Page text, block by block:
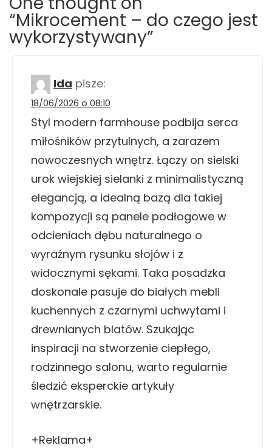
“Mikrocement – do czego jest
wykorzystywany”
Ida pisze:
18/06/2026 o 08:10
Styl modern farmhouse podbija serca
miłośników przytulnych, a zarazem
nowoczesnych wnętrz. Łączy on sielski
urok wiejskiej sielanki z minimalistyczną
elegancją, a idealną bazą dla takiej
kompozycji są panele podłogowe w
odcieniach dębu naturalnego o
wyraźnym rysunku słojów i z
widocznymi sękami. Taka posadzka
doskonale pasuje do białych mebli
kuchennych z czarnymi uchwytami i
drewnianych blatów. Szukając
inspiracji na stworzenie ciepłego,
rodzinnego salonu, warto regularnie
śledzić eksperckie artykuły
wnętrzarskie.
+Reklama+